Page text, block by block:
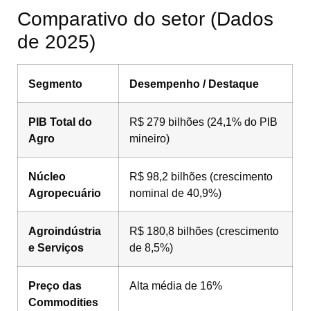
Comparativo do setor (Dados
de 2025)
Segmento Desempenho / Destaque
PIB Total do
Agro
R$ 279 bilhões (24,1% do PIB
mineiro)
Núcleo
Agropecuário
R$ 98,2 bilhões (crescimento
nominal de 40,9%)
Agroindústria
e Serviços
R$ 180,8 bilhões (crescimento
de 8,5%)
Preço das
Commodities
Alta média de 16%